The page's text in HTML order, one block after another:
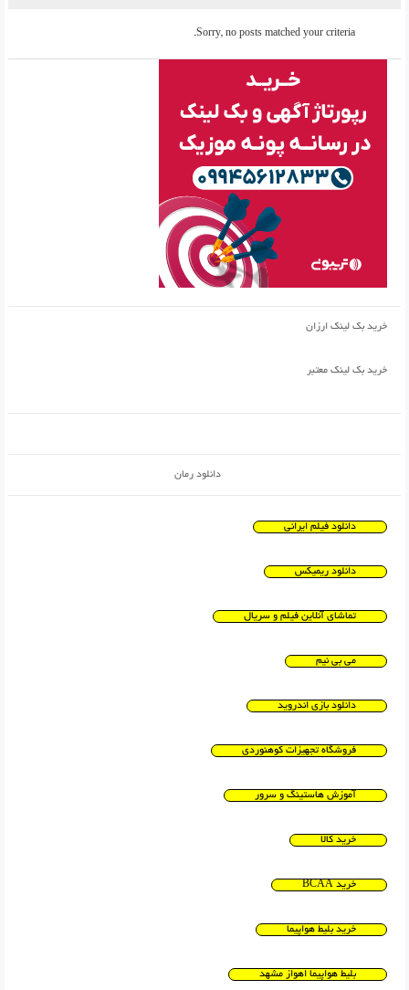
Sorry, no posts matched your criteria.
خرید بک لینک ارزان
خرید بک لینک معتبر
دانلود رمان
دانلود فیلم ایرانی
دانلود ریمیکس
تماشای آنلاین فیلم و سریال
می بی نیم
دانلود بازی اندروید
فروشگاه تجهیزات کوهنوردی
آموزش هاستینگ و سرور
خرید کالا
خرید BCAA
خرید بلیط هواپیما
بلیط هواپیما اهواز مشهد